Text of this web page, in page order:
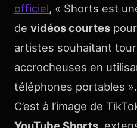
officiel, « Shorts est
de vidéos courtes
artistes souhaitant
accrocheuses en
téléphones portables ».
C’est à l’image de